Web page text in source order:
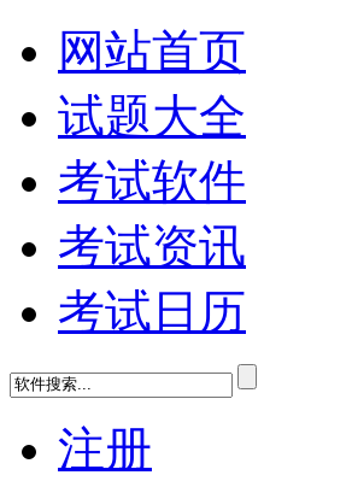
网站首页
试题大全
考试软件
考试资讯
考试日历
注册